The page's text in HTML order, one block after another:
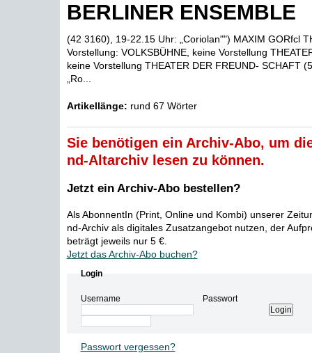
BERLINER ENSEMBLE
(42 3160), 19-22.15 Uhr: „Coriolan"") MAXIM GORfcl
Vorstellung: VOLKSBÜHNE, keine Vorstellung
keine Vorstellung THEATER DER FREUND- SCHAFT
„Ro...
Artikellänge: rund 67 Wörter
Sie benötigen ein Archiv-Abo, um
nd-Altarchiv lesen zu können.
Jetzt ein Archiv-Abo bestellen?
Als AbonnentIn (Print, Online und Kombi) unserer
nd-Archiv als digitales Zusatzangebot nutzen, der
beträgt jeweils nur 5 €.
Jetzt das Archiv-Abo buchen?
Login
Username Passwort
Passwort vergessen?